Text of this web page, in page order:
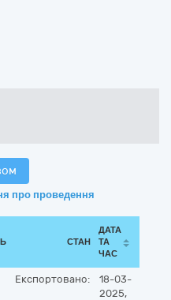
про проведення
СТАН
ДАТА
ТА
ЧАС
Експортовано:
18-03-
2025,